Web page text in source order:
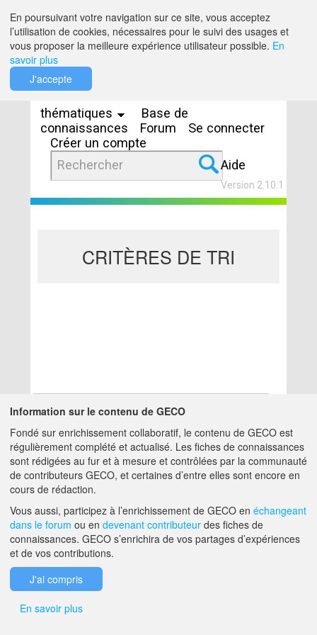
thématiques
Base de
connaissances
Forum
Se connecter
Créer un compte
Aide
Version 2.10.1
CRITÈRES DE TRI
Aucun résultat
A PROPOS DE GECO AIDE
F.A.Q. NOUS CONTACTER
En poursuivant votre navigation sur ce site, vous acceptez
l’utilisation de cookies, nécessaires pour le suivi des usages et
vous proposer la meilleure expérience utilisateur possible. En
savoir plus
J'accepte
Information sur le contenu de GECO
Fondé sur enrichissement collaboratif, le contenu de GECO est
régulièrement complété et actualisé. Les fiches de connaissances
sont rédigées au fur et à mesure et contrôlées par la communauté
de contributeurs GECO, et certaines d’entre elles sont encore en
cours de rédaction.
Vous aussi, participez à l’enrichissement de GECO en échangeant
dans le forum ou en devenant contributeur des fiches de
connaissances. GECO s’enrichira de vos partages d’expériences
et de vos contributions.
J'ai compris
En savoir plus